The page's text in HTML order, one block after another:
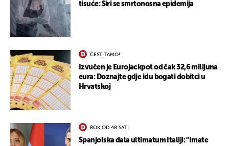
tisuće: Širi se smrtonosna epidemija
ČESTITAMO!
Izvučen je Eurojackpot od čak 32,6 milijuna
eura: Doznajte gdje idu bogati dobitci u
Hrvatskoj
ROK OD 48 SATI
Španjolska dala ultimatum Italiji: "Imate
UKLJUČITE NOTIFIKACIJE